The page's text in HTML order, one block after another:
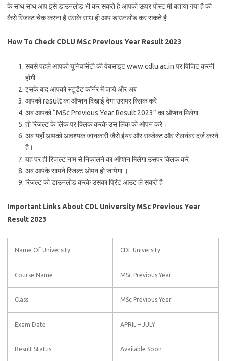
के साथ साथ आप इसे डाउनलोड भी कर सकते है आपको ऊपर पोस्ट मी बताया गया है की
कैसे रिजल्ट चेक करना है उसके साथ ही आप डाउनलोड कर सकते है
How To Check CDLU MSc Previous Year Result 2023
सबसे पहले आपको यूनिवर्सिटी की वेबसाइट www.cdlu.ac.in पर विजिट करनी
होगी
इसके बाद आपको स्टूडेंट कॉर्नर में जाये और अब
आपको result का ऑप्शन दिखाई देगा उसपर क्लिक करे
अब आपको “MSc Previous Year Result 2023” का ऑप्शन मिलेगा
तो रिजल्ट के लिंक पर क्लिक करके उस लिंक को ओपन करे।
अब यहाँ आपको आवश्यक जानकारी जैसे ईयर और सब्जेक्ट और रोलनंबर दर्ज करने
है।
यह पर ही रिजल्ट नाम से निकालने का ऑप्शन मिलेगा उसपर क्लिक करे
अब आपके सामने रिजल्ट ओपन हो जायेगा ।
रिजल्ट को डाउनलोड करके उसका प्रिंट आउट ले सकते है
Important Links About CDL University MSc Previous Year
Result 2023
Name Of University CDL University
Course Name MSc Previous Year
Class MSc Previous Year
Exam Date APRIL – JULY
Result Status Available Soon